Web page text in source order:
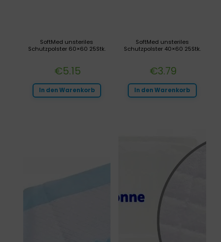
SoftMed unsteriles
Schutzpolster 40×60 25Stk.
€3.79
In den Warenkorb
SoftMed unsteriles
Schutzpolster 60×60 25Stk.
€5.15
In den Warenkorb